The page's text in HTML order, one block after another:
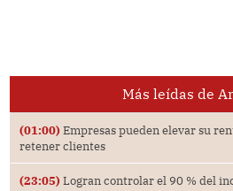
Más leídas de
(01:00) Empresas pueden elevar su
retener clientes
(23:05) Logran controlar el 90 % del